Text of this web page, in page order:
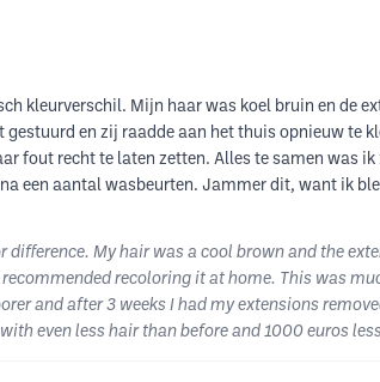
kleurverschil. Mijn haar was koel bruin en de
en zij raadde aan het thuis opnieuw te
fout recht te laten zetten. Alles te samen was
een aantal wasbeurten. Jammer dit, want ik
My hair was a cool brown and the
recoloring it at home. This was
and after 3 weeks I had my extensions
even less hair than before and 1000 euros